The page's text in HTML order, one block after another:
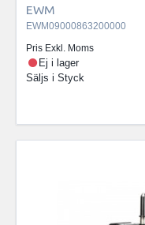
EWM
EWM09000863200000
Pris Exkl. Moms
Ej i lager
Säljs i Styck